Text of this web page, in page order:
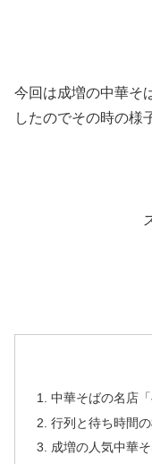
今回は成増の中華そ
したのでその時の様
中華そばの名店
行列と待ち時間
成増の人気中華